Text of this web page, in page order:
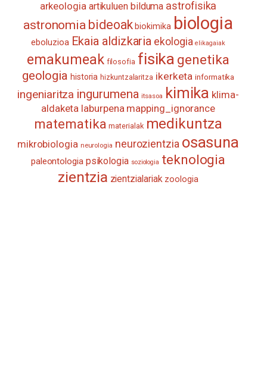
arkeologia artikuluen bilduma astrofisika
astronomia bideoak biokimika biologia
eboluzioa Ekaia aldizkaria ekologia elikagaiak
emakumeak filosofia fisika genetika
geologia historia hizkuntzalaritza ikerketa informatika
ingeniaritza ingurumena itsasoa kimika klima-
aldaketa laburpena mapping_ignorance
matematika materialak medikuntza
mikrobiologia neurologia neurozientzia osasuna
paleontologia psikologia soziologia teknologia
zientzia zientzialariak zoologia